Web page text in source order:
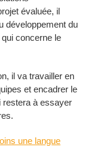
évaluée, il
développement du
concerne le
il va travailler en
et encadrer le
restera à essayer
une langue